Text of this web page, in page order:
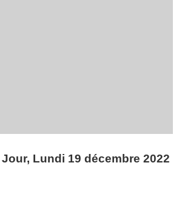
Lundi 19 décembre 2022